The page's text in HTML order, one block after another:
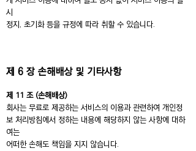
시
정지, 초기화 등을 규정에 따라 취할 수 있습니다.
제 6 장 손해배상 및 기타사항
제 11 조 (손해배상)
회사는 무료로 제공하는 서비스의 이용과 관련하여 개인정
보 처리방침에서 정하는 내용에 해당하지 않는 사항에 대하
여는
어떠한 손해도 책임을 지지 않습니다.